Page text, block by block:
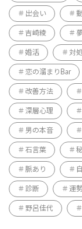
出会い
吉崎綾
婚活 対
恋の溜まりBar
改善方法
深層心理
男の本音
石言葉
脈あり
診断 運
野呂佳代